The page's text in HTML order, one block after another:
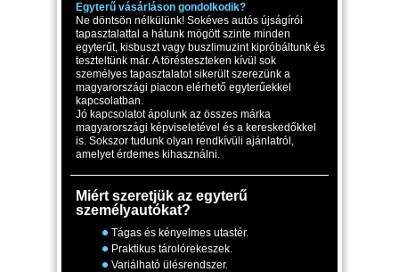
Egyterű vásárláson gondolkodik?
Ne döntsön nélkülünk! Sokéves autós újságírói
tapasztalattal a hátunk mögött szinte minden
egyterűt, kisbuszt vagy buszlimuzint kipróbáltunk és
teszteltünk már. A törésteszteken kívül sok
személyes tapasztalatot sikerült szerezünk a
magyarországi piacon elérhető egyterűekkel
kapcsolatban.
Jó kapcsolatot ápolunk az összes márka
magyarországi képviseletével és a kereskedőkkel
is. Sokszor tudunk olyan rendkívüli ajánlatról,
amelyet érdemes kihasználni.
Miért szeretjük az egyterű
személyautókat?
Tágas és kényelmes utastér.
Praktikus tárolórekeszek.
Variálható ülésrendszer.